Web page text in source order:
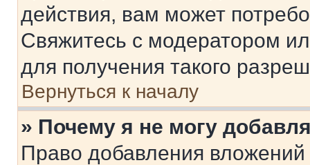
действия, вам может
Свяжитесь с модератором
для получения такого
Вернуться к началу
» Почему я не могу
Право добавления